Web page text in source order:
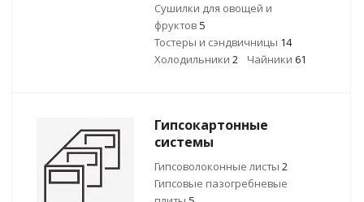
Сушилки для овощей и
фруктов 5
Тостеры и сэндвичницы 14
Холодильники 2 Чайники 61
Гипсокартонные
системы
Гипсоволоконные листы 2
Гипсовые пазогребневые